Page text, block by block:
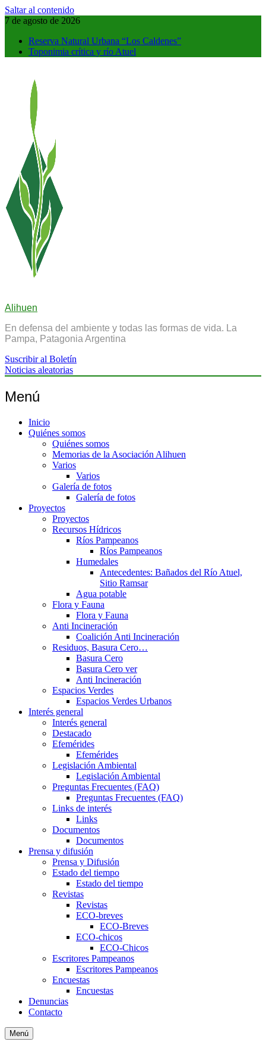
Saltar al contenido
7 de agosto de 2026
Reserva Natural Urbana “Los Caldenes”
Toponimia crítica y río Atuel
Alihuen
En defensa del ambiente y todas las formas de vida. La
Pampa, Patagonia Argentina
Suscribir al Boletín
Noticias aleatorias
Menú
Inicio
Quiénes somos
Quiénes somos
Memorias de la Asociación Alihuen
Varios
Varios
Galería de fotos
Galería de fotos
Proyectos
Proyectos
Recursos Hídricos
Ríos Pampeanos
Ríos Pampeanos
Humedales
Antecedentes: Bañados del Río Atuel,
Sitio Ramsar
Agua potable
Flora y Fauna
Flora y Fauna
Anti Incineración
Coalición Anti Incineración
Residuos, Basura Cero…
Basura Cero
Basura Cero ver
Anti Incineración
Espacios Verdes
Espacios Verdes Urbanos
Interés general
Interés general
Destacado
Efemérides
Efemérides
Legislación Ambiental
Legislación Ambiental
Preguntas Frecuentes (FAQ)
Preguntas Frecuentes (FAQ)
Links de interés
Links
Documentos
Documentos
Prensa y difusión
Prensa y Difusión
Estado del tiempo
Estado del tiempo
Revistas
Revistas
ECO-breves
ECO-Breves
ECO-chicos
ECO-Chicos
Escritores Pampeanos
Escritores Pampeanos
Encuestas
Encuestas
Denuncias
Contacto
Menú